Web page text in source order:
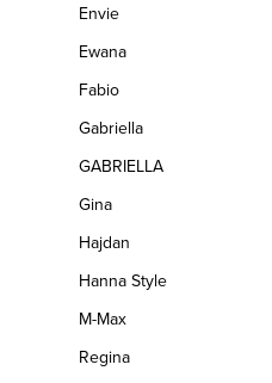
Envie
Ewana
Fabio
Gabriella
GABRIELLA
Gina
Hajdan
Hanna Style
M-Max
Regina